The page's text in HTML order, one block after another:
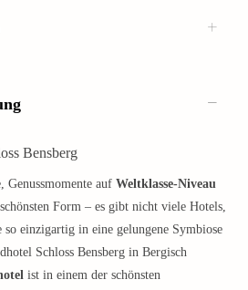
Bensberg
Genussmomente auf Weltklasse-Niveau
Form – es gibt nicht viele Hotels,
so einzigartig in eine gelungene Symbiose
Schloss Bensberg in Bergisch
ist in einem der schönsten